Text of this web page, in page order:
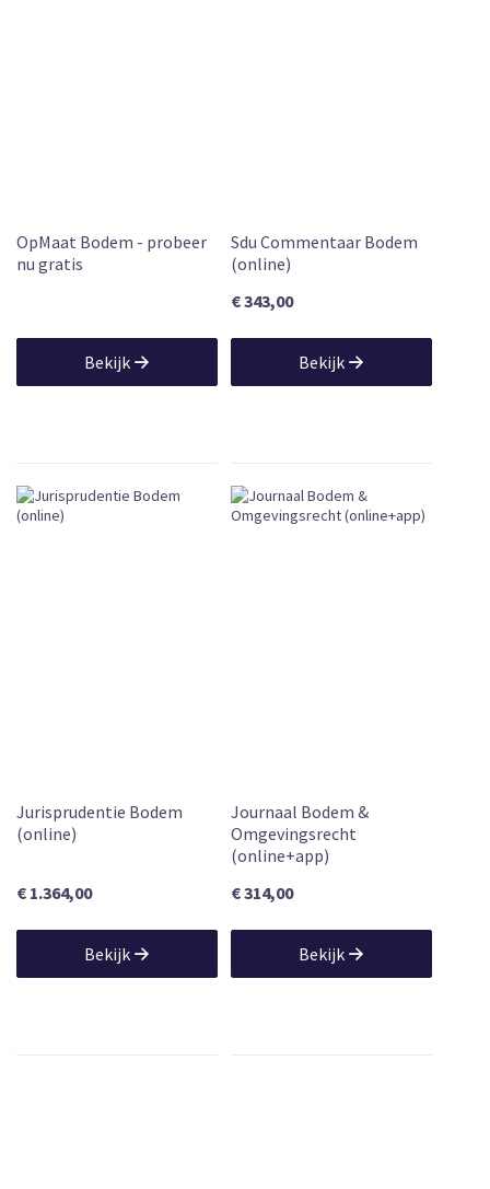
OpMaat Bodem - probeer
nu gratis
Bekijk
Sdu Commentaar Bodem
(online)
€ 343,00
Bekijk
Jurisprudentie Bodem
(online)
€ 1.364,00
Bekijk
Journaal Bodem &
Omgevingsrecht
(online+app)
€ 314,00
Bekijk